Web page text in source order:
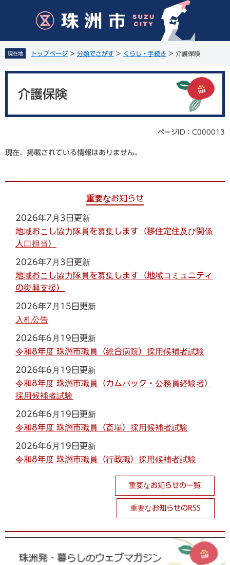
先
頭
で
を
飛
ば
現在地 トップページ > 分類でさがす > くらし・手続き > 介護保険
介護保険
ページID：C000013
現在、掲載されている情報はありません。
重要なお知らせ
2026年7月3日更新
地域おこし協力隊員を募集します（移住定住及び関係
人口担当）
2026年7月3日更新
地域おこし協力隊員を募集します（地域コミュニティ
の復興支援）
2026年7月15日更新
入札公告
2026年6月19日更新
令和8年度 珠洲市職員（総合病院）採用候補者試験
2026年6月19日更新
令和8年度 珠洲市職員（カムバック・公務員経験者）
採用候補者試験
2026年6月19日更新
令和8年度 珠洲市職員（斎場）採用候補者試験
2026年6月19日更新
令和8年度 珠洲市職員（行政職）採用候補者試験
重要なお知らせの一覧
重要なお知らせのRSS